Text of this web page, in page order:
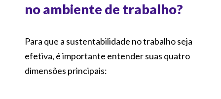
no ambiente de trabalho?
Para que a sustentabilidade no trabalho seja
efetiva, é importante entender suas quatro
dimensões principais: